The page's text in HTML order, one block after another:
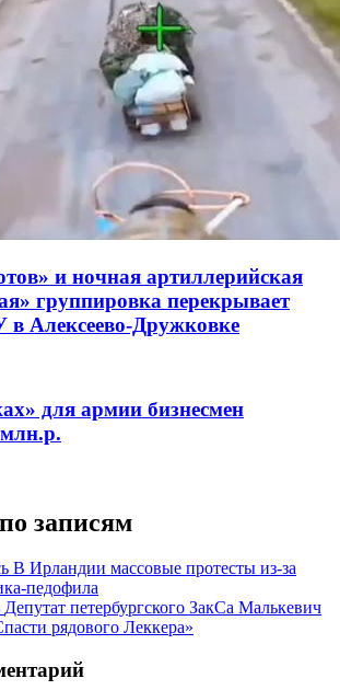
и ночная артиллерийская
группировка перекрывает
в Алексеево-Дружковке
для армии бизнесмен
записям
В Ирландии массовые протесты из-за
педофила
Депутат петербургского ЗакСа Малькевич
рядового Леккера»